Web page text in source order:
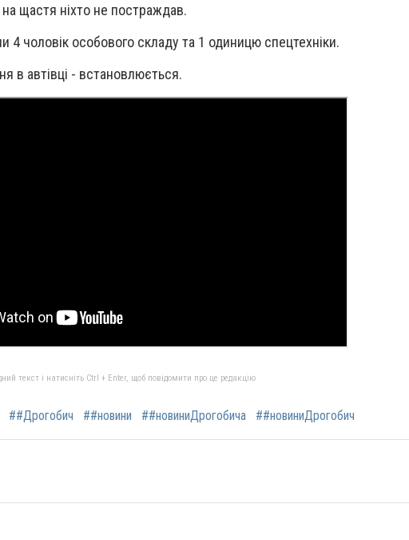
щастя ніхто не постраждав.
4 чоловік особового складу та 1 одиницю спецтехніки.
в автівці - встановлюється.
текст і натисніть Ctrl + Enter, щоб повідомити про це редакцію
##Дрогобич ##новини ##новиниДрогобича ##новиниДрогобич